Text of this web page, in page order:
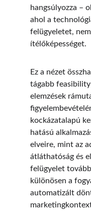
hangsúlyozza –
ahol a
felügyeletet,
ítélőképességet.
Ez a nézet
tágabb
elemzések
kockázatalapú
hatású
elveire, mint az
átláthatóság és
felügyelet
különösen a
automatizált